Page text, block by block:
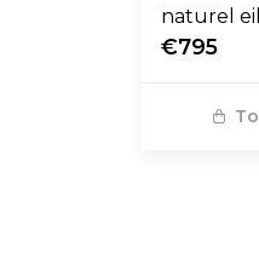
naturel
€795